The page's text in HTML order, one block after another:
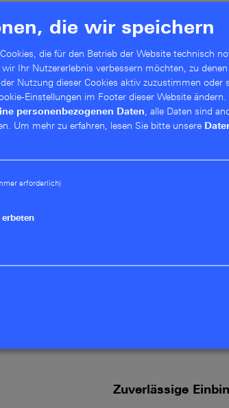
Sicherheits­niveau
Mehr über R&S®LANCOM
Bleiben Sie an
Situation
Sie je nach
oder Glasfaser für
werdenVDSL-
GPON/AON
Ethernet zum
Zuverlässige
die wir speichern
die für den Betrieb der Website technisch
Ihr Nutzererlebnis verbessern möchten, zu
Nutzung dieser Cookies aktiv zuzustimmen oder
Einstellungen im Footer dieser Website ändern.
personenbezogenen Daten, alle Daten sind
Um mehr zu erfahren, lesen Sie bitte unsere
erforderlich)